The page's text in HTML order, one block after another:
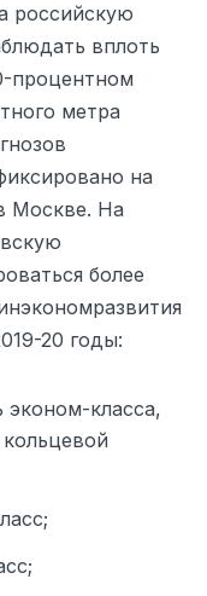
российскую
вплоть
процентном
метра
на
Москве. На
более
20 годы:
класса,